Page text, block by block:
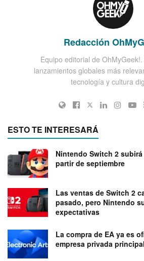
Redacción
Equipo editorial de
lanzamientos globales más
tecnología y cultura
ESTO TE INTERESARÁ
Nintendo Switch 2
partir de septiembre
Las ventas de Switch 2
pasado, pero Nintendo
expectativas
La compra de EA ya es
empresa privada